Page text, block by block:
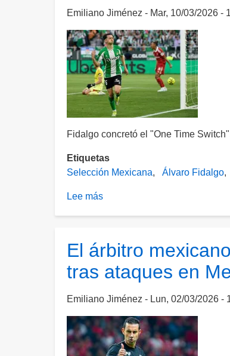
y
Toluca
tras
trifulca
en
el
Banorte
Emiliano Jiménez Mar, 10/03/2026 -
Fidalgo concretó el "One Time
Etiquetas
Selección Mexicana
Álvaro Fidalgo
Lee más
Betis
para
convocar
a
Fidalgo
El árbitro
tras ataques en
Emiliano Jiménez Lun, 02/03/2026 -